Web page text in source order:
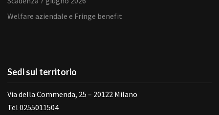
Welfare aziendale e Fringe benefit
Sedi sul territorio
Via della Commenda, 25 – 20122 Milano
Tel 0255011504